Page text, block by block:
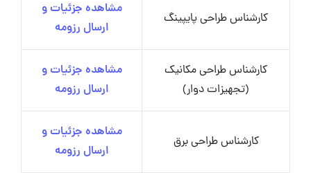
کارشناس طراحی پایپینگ
مشاهده جزئیات و
ارسال رزومه
کارشناس طراحی مکانیک
(تجهیزات دوار)
مشاهده جزئیات و
ارسال رزومه
کارشناس طراحی برق
مشاهده جزئیات و
ارسال رزومه